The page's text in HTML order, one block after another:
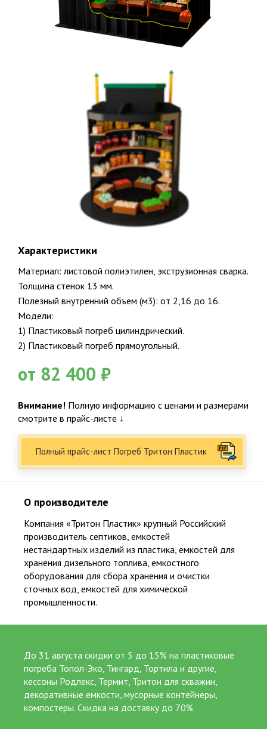
Подтверждаю ознакомление и даю согласие на обработку
персональных данных в соответствии с Положением о
персональных данных.
Факты о Био-Эксперт
НАШ ПРИНЦИП
Честность и качество
15
15 лет специализация по канализации, 23 года опыта в
строительстве
25
от 5 до 25 лет официальной гарантии на работы и изделия
218
Популярные товары
Характеристики
Материал: листовой полиэтилен, экструзионная сварка.
Толщина стенок 13 мм.
Полезный внутренний объем (м3): от 2,16 до 16.
Модели:
1) Пластиковый погреб цилиндрический.
2) Пластиковый погреб прямоугольный.
от 82 400 ₽
Внимание! Полную информацию с ценами и размерами
смотрите в прайс-листе ↓
Полный прайс-лист Погреб Тритон Пластик
О производителе
Компания «Тритон Пластик» крупный Российский
производитель септиков, емкостей
нестандартных изделий из пластика, емкостей для
хранения дизельного топлива, емкостного
оборудования для сбора хранения и очистки
сточных вод, емкостей для химической
промышленности.
До 31 августа скидки от 5 до 15% на пластиковые
погреба Топол-Эко, Тингард, Тортила и другие,
кессоны Родлекс, Термит, Тритон для скважин,
декоративные емкости, мусорные контейнеры,
компостеры. Скидка на доставку до 70%